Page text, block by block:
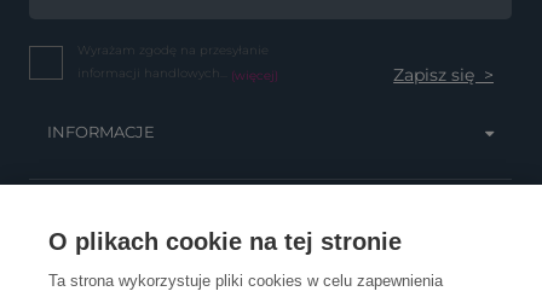
O plikach cookie na tej stronie
Ta strona wykorzystuje pliki cookies w celu zapewnienia
Wyrażam zgodę na przesyłanie
informacji handlowych... (więcej)
INFORMACJE
OBSŁUGA KLIENTA